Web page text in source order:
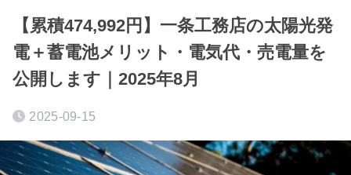
【累積474,992円】一条工務店の太陽光発
電＋蓄電池メリット・電気代・売電量を
公開します｜2025年8月
2025-09-15